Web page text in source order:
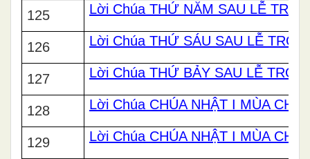
125 Lời Chúa THỨ NĂM SAU LỄ TRO
126 Lời Chúa THỨ SÁU SAU LỄ TRO
127 Lời Chúa THỨ BẢY SAU LỄ TRO
128 Lời Chúa CHÚA NHẬT I MÙA
129 Lời Chúa CHÚA NHẬT I MÙA